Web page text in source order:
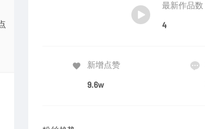
最新作品数
4
新增点赞
9.6w